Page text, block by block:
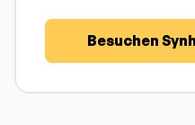
Besuchen